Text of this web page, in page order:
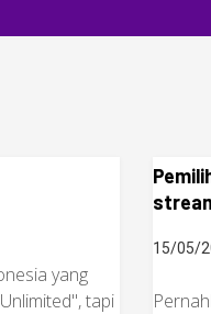
yang
tapi
15/05/